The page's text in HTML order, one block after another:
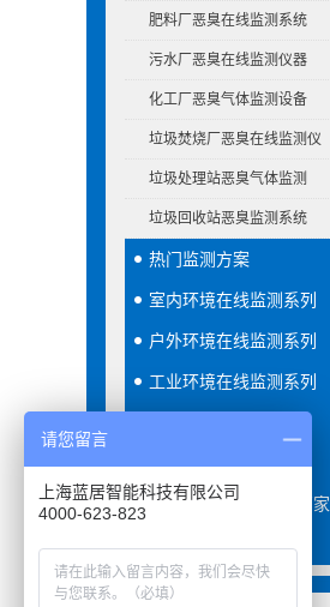
肥料厂恶臭在线监测系统
污水厂恶臭在线监测仪器
化工厂恶臭气体监测设备
垃圾焚烧厂恶臭在线监测仪
垃圾处理站恶臭气体监测
垃圾回收站恶臭监测系统
热门监测方案
室内环境在线监测系列
户外环境在线监测系列
工业环境在线监测系列
整体应用方案系列
VOCS在线监测系统厂家
水质在线监测系列
请您留言
上海蓝居智能科技有限公司
4000-623-823